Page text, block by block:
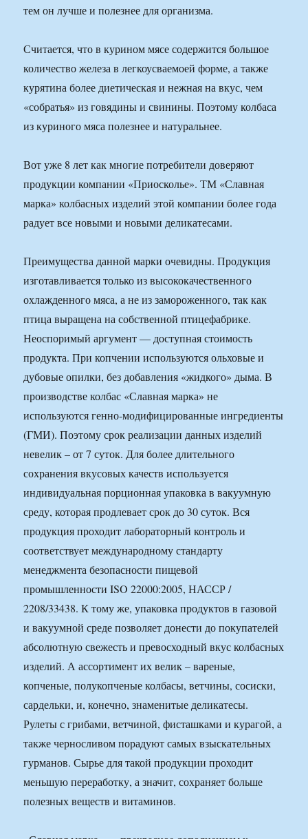
тем он лучше и полезнее для организма.
Считается, что в курином мясе содержится большое
количество железа в легкоусваемоей форме, а также
курятина более диетическая и нежная на вкус, чем
«собратья» из говядины и свинины. Поэтому колбаса
из куриного мяса полезнее и натуральнее.
Вот уже 8 лет как многие потребители доверяют
продукции компании «Приосколье». ТМ «Славная
марка» колбасных изделий этой компании более года
радует все новыми и новыми деликатесами.
Преимущества данной марки очевидны. Продукция
изготавливается только из высококачественного
охлажденного мяса, а не из замороженного, так как
птица выращена на собственной птицефабрике.
Неоспоримый аргумент — доступная стоимость
продукта. При копчении используются ольховые и
дубовые опилки, без добавления «жидкого» дыма. В
производстве колбас «Славная марка» не
используются генно-модифицированные ингредиенты
(ГМИ). Поэтому срок реализации данных изделий
невелик – от 7 суток. Для более длительного
сохранения вкусовых качеств используется
индивидуальная порционная упаковка в вакуумную
среду, которая продлевает срок до 30 суток. Вся
продукция проходит лабораторный контроль и
соответствует международному стандарту
менеджмента безопасности пищевой
промышленности ISO 22000:2005, НАССР /
2208/33438. К тому же, упаковка продуктов в газовой
и вакуумной среде позволяет донести до покупателей
абсолютную свежесть и превосходный вкус колбасных
изделий. А ассортимент их велик – вареные,
копченые, полукопченые колбасы, ветчины, сосиски,
сардельки, и, конечно, знаменитые деликатесы.
Рулеты с грибами, ветчиной, фисташками и курагой, а
также черносливом порадуют самых взыскательных
гурманов. Сырье для такой продукции проходит
меньшую переработку, а значит, сохраняет больше
полезных веществ и витаминов.